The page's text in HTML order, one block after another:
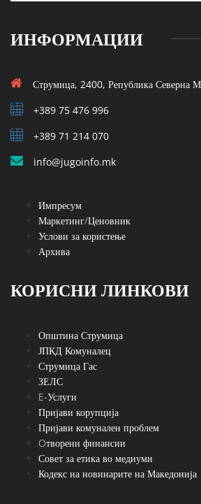
ИНФОРМАЦИИ
Струмица, 2400, Република Северна
+389 75 476 996
+389 71 214 070
info@jugoinfo.mk
Импресум
Маркетинг/Ценовник
Услови за користење
Архива
КОРИСНИ ЛИНКОВИ
Општина Струмица
ЈПКД Комуналец
Струмица Гас
ЗЕЛС
E-Услуги
Пријави корупција
Пријави комунален проблем
Oтворени финансии
Совет за етика во медиуми
Кодекс на новинарите на Македонија